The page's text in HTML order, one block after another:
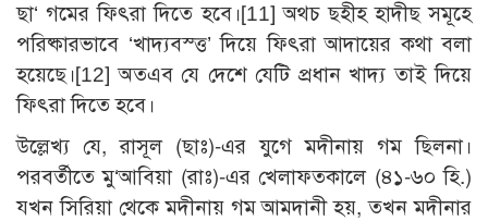
ছা‘ গমের ফিৎরা দিতে হবে।[11] অথচ ছহীহ হাদীছ সমূহে
পরিষ্কারভাবে ‘খাদ্যবস্ত্ত’ দিয়ে ফিৎরা আদায়ের কথা বলা
হয়েছে।[12] অতএব যে দেশে যেটি প্রধান খাদ্য তাই দিয়ে
ফিৎরা দিতে হবে।
উল্লেখ্য যে, রাসূল (ছাঃ)-এর যুগে মদীনায় গম ছিলনা।
পরবর্তীতে মু‘আবিয়া (রাঃ)-এর খেলাফতকালে (৪১-৬০ হি.)
যখন সিরিয়া থেকে মদীনায় গম আমদানী হয়, তখন মদীনার